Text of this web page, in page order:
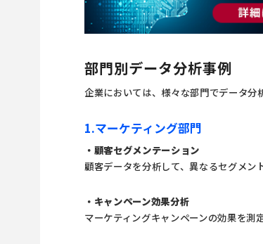
部門別データ分析事例
企業においては、様々な部門でデータ分
1.マーケティング部門
・顧客セグメンテーション
顧客データを分析して、異なるセグメン
・キャンペーン効果分析
マーケティングキャンペーンの効果を測